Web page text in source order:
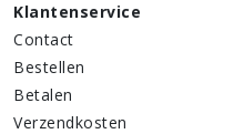
Klantenservice
Contact
Bestellen
Betalen
Verzendkosten